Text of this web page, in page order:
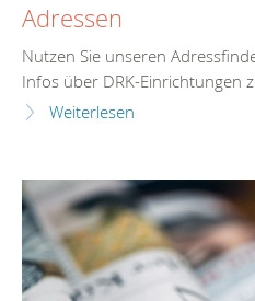
Adressen
Nutzen Sie unseren
Infos über DRK-Einrichtungen
Weiterlesen